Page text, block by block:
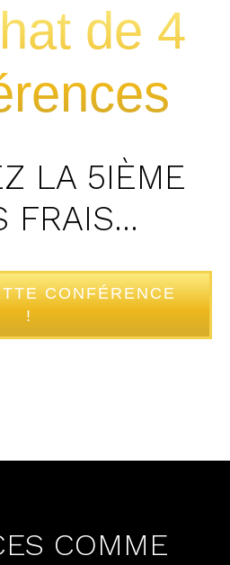
de 4
LA 5IÈME
FRAIS…
CONFÉRENCE
!
COMME